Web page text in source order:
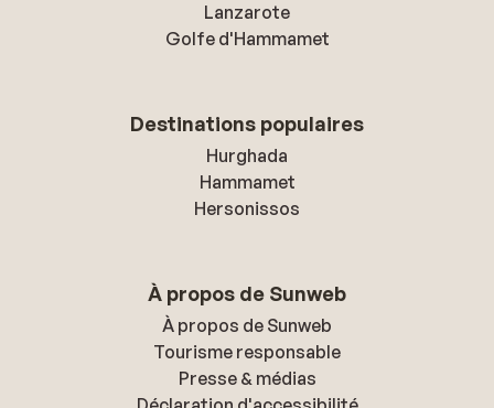
Lanzarote
Golfe d'Hammamet
Destinations populaires
Hurghada
Hammamet
Hersonissos
À propos de Sunweb
À propos de Sunweb
Tourisme responsable
Presse & médias